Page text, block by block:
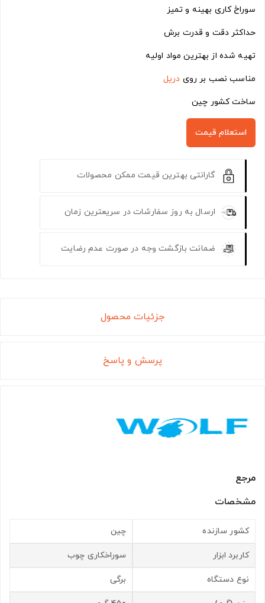
سوراخ کاری بهینه و تمیز
حداکثر دقت و قدرت برش
تهیه شده از بهترین مواد اولیه
مناسب نصب بر روی دریل
ساخت کشور چین
استعلام قیمت
گارانتی بهترین قیمت ممکن محصولات
ارسال به روز سفارشات در سریعترین زمان
ضمانت بازگشت وجه در صورت عدم رضایت
جزئیات محصول
پرسش و پاسخ
مرجع
مشخصات
کشور سازنده چین
کاربرد ابزار سوراخکاری چوب
نوع دستگاه برگی